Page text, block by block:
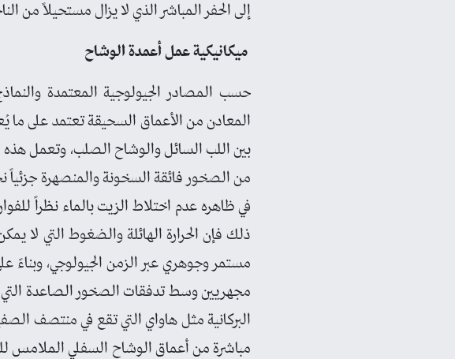
إلى الحفر المباشر الذي لا يزال مستحيلاً من
ميكانيكية عمل أعمدة الوشاح
حسب المصادر الجيولوجية المعتمدة
المعادن من الأعماق السحيقة تعتمد على ما
بين اللب السائل والوشاح الصلب، وتعمل هذه
من الصخور فائقة السخونة والمنصهرة جزئياً
في ظاهره عدم اختلاط الزيت بالماء نظراً
ذلك فإن الحرارة الهائلة والضغوط التي لا
مستمر وجوهري عبر الزمن الجيولوجي،
مجهريين وسط تدفقات الصخور الصاعدة التي
البركانية مثل هاواي التي تقع في منتصف
مباشرة من أعماق الوشاح السفلي الملامس